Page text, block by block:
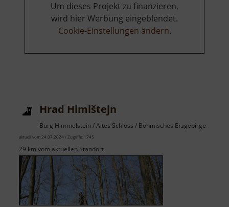
Um dieses Projekt zu finanzieren,
wird hier Werbung eingeblendet.
Cookie-Einstellungen ändern.
Hrad Himlštejn
Burg Himmelstein / Altes Schloss / Böhmisches Erzgebirge
aktuell vom 24.07.2024 / Zugriffe: 1745
29 km vom aktuellen Standort